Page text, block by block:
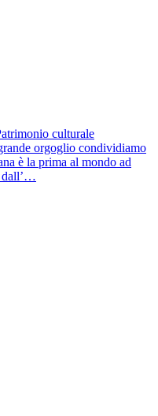
culturale
orgoglio condividiamo
è la prima al mondo ad
dall’…